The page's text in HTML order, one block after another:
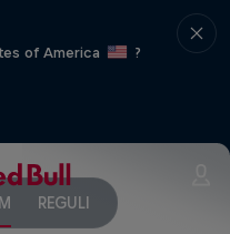
of America
?
REGULI